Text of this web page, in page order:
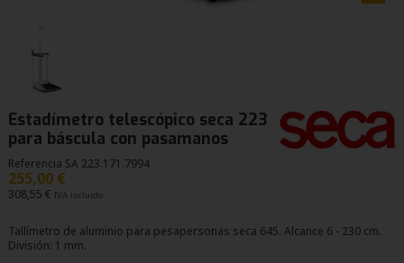
Estadímetro telescópico seca 223
para báscula con pasamanos
Referencia SA 223.171.7994
255,00 €
308,55 € IVA incluido
Tallímetro de aluminio para pesapersonas seca 645. Alcance 6 - 230 cm.
División: 1 mm.